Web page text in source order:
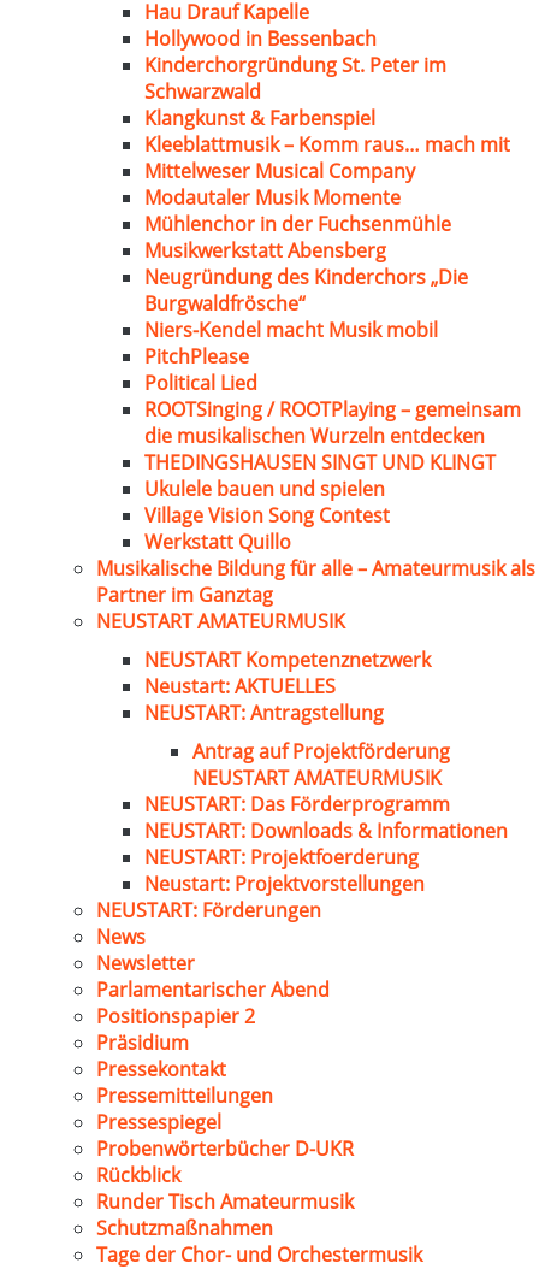
Hau Drauf Kapelle
Hollywood in Bessenbach
Kinderchorgründung St. Peter im
Schwarzwald
Klangkunst & Farbenspiel
Kleeblattmusik – Komm raus… mach mit
Mittelweser Musical Company
Modautaler Musik Momente
Mühlenchor in der Fuchsenmühle
Musikwerkstatt Abensberg
Neugründung des Kinderchors „Die
Burgwaldfrösche“
Niers-Kendel macht Musik mobil
PitchPlease
Political Lied
ROOTSinging / ROOTPlaying – gemeinsam
die musikalischen Wurzeln entdecken
THEDINGSHAUSEN SINGT UND KLINGT
Ukulele bauen und spielen
Village Vision Song Contest
Werkstatt Quillo
Musikalische Bildung für alle – Amateurmusik als
Partner im Ganztag
NEUSTART AMATEURMUSIK
NEUSTART Kompetenznetzwerk
Neustart: AKTUELLES
NEUSTART: Antragstellung
Antrag auf Projektförderung
NEUSTART AMATEURMUSIK
NEUSTART: Das Förderprogramm
NEUSTART: Downloads & Informationen
NEUSTART: Projektfoerderung
Neustart: Projektvorstellungen
NEUSTART: Förderungen
News
Newsletter
Parlamentarischer Abend
Positionspapier 2
Präsidium
Pressekontakt
Pressemitteilungen
Pressespiegel
Probenwörterbücher D-UKR
Rückblick
Runder Tisch Amateurmusik
Schutzmaßnahmen
Tage der Chor- und Orchestermusik